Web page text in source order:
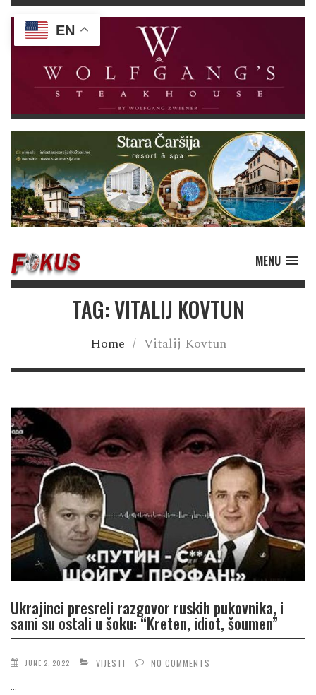
MENU
TAG: VITALIJ KOVTUN
Home / Vitalij Kovtun
Ukrajinci presreli razgovor ruskih pukovnika, i
sami su ostali u šoku: “Kreten, idiot, šoumen”
JUNE 2, 2022 VIJESTI NO COMMENTS
...
EN